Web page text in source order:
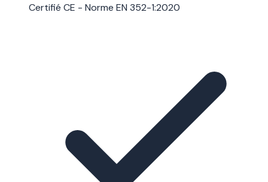
Certifié CE - Norme EN 352-1:2020